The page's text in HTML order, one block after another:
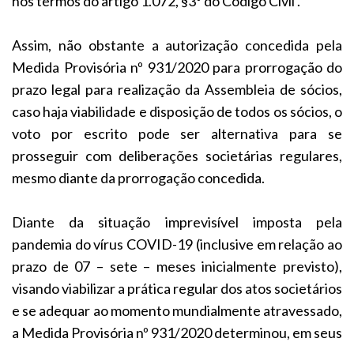
Assim, não obstante a autorização concedida pela
Medida Provisória nº 931/2020 para prorrogação do
prazo legal para realização da Assembleia de sócios,
caso haja viabilidade e disposição de todos os sócios, o
voto por escrito pode ser alternativa para se
prosseguir com deliberações societárias regulares,
mesmo diante da prorrogação concedida.
Diante da situação imprevisível imposta pela
pandemia do vírus COVID-19 (inclusive em relação ao
prazo de 07 – sete – meses inicialmente previsto),
visando viabilizar a prática regular dos atos societários
e se adequar ao momento mundialmente atravessado,
a Medida Provisória nº 931/2020 determinou, em seus